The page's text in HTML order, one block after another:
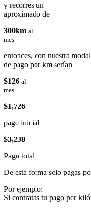
y recorres un
aproximado de
300km al
mes
entonces, con nuestra
de pago por km serían
$126 al
mes
$1,726
pago inicial
$3,238
Pago total
De esta forma solo pagas
Por ejemplo:
Si contratas tu pago por